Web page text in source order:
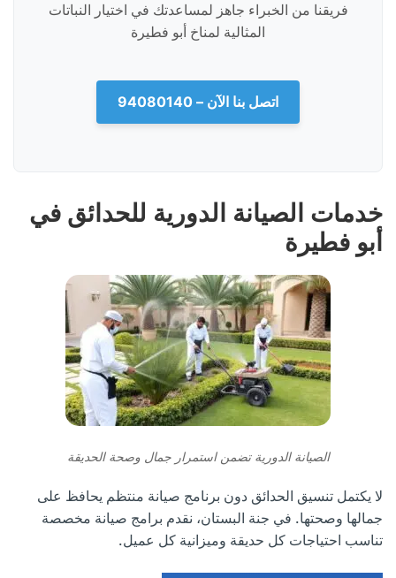
فريقنا من الخبراء جاهز لمساعدتك في اختيار النباتات
المثالية لمناخ أبو فطيرة
اتصل بنا الآن – 94080140
خدمات الصيانة الدورية للحدائق في
أبو فطيرة
الصيانة الدورية تضمن استمرار جمال وصحة الحديقة
لا يكتمل تنسيق الحدائق دون برنامج صيانة منتظم يحافظ على
جمالها وصحتها. في جنة البستان، نقدم برامج صيانة مخصصة
تناسب احتياجات كل حديقة وميزانية كل عميل.